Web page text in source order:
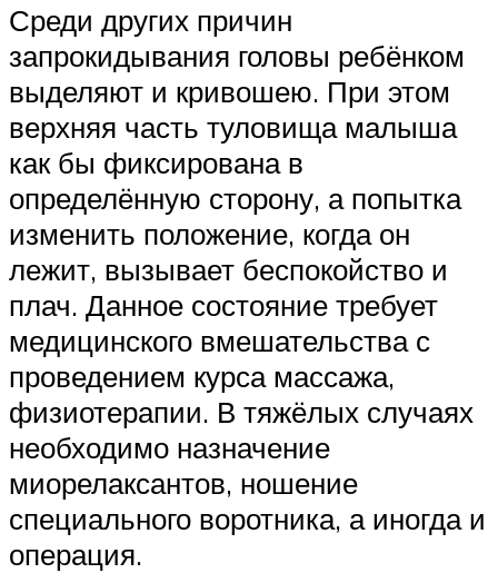
Среди других причин
запрокидывания головы ребёнком
выделяют и кривошею. При этом
верхняя часть туловища малыша
как бы фиксирована в
определённую сторону, а попытка
изменить положение, когда он
лежит, вызывает беспокойство и
плач. Данное состояние требует
медицинского вмешательства с
проведением курса массажа,
физиотерапии. В тяжёлых случаях
необходимо назначение
миорелаксантов, ношение
специального воротника, а иногда и
операция.